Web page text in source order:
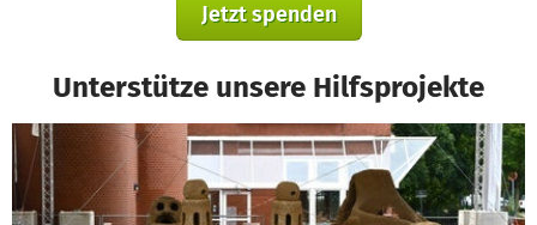
Jetzt spenden
Unterstütze unsere Hilfsprojekte